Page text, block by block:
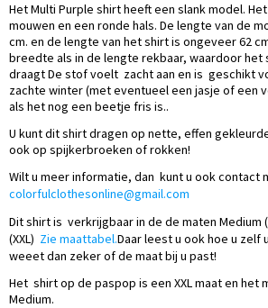
Het Multi Purple shirt heeft een slank model.
mouwen en een ronde hals. De lengte van de
cm. en de lengte van het shirt is ongeveer 62
breedte als in de lengte rekbaar, waardoor
draagt De stof voelt zacht aan en is geschikt
zachte winter (met eventueel een jasje of een
als het nog een beetje fris is..
U kunt dit shirt dragen op nette, effen
ook op spijkerbroeken of rokken!
Wilt u meer informatie, dan kunt u ook contact
colorfulclothesonline@gmail.com
Dit shirt is verkrijgbaar in de de maten Medium
(XXL) Zie maattabel.Daar leest u ook hoe u zelf
weeet dan zeker of de maat bij u past!
Het shirt op de paspop is een XXL maat en het
Medium.